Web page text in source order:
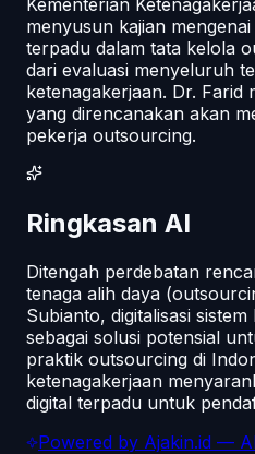
menyusun kajian
terpadu dalam tata kelola
dari evaluasi menyeluruh
ketenagakerjaan. Dr. Farid
yang direncanakan akan
pekerja outsourcing.
Ringkasan AI
Ditengah perdebatan
tenaga alih daya
Subianto, digitalisasi
sebagai solusi potensial
praktik outsourcing di
ketenagakerjaan
digital terpadu untuk
Powered by Ajakin.id —